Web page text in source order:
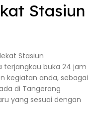
Stasiun
Stasiun
terjangkau buka 24 jam
kegiatan anda, sebagai
di Tangerang
yang sesuai dengan